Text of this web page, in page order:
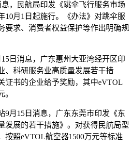
，民航局印发《跳伞飞行服务市场
10月1日起施行。《办法》对跳伞服
要求、消费者权益保护等作出明确规
日消息，广东惠州大亚湾经开区印
、科研服务业高质量发展若干措
证书的企业给予奖励，其中eVTOL
。
9月15日消息，广东东莞市印发《东
发展的若干措施》。对获得民航局型
按照eVTOL航空器1500万元等标准